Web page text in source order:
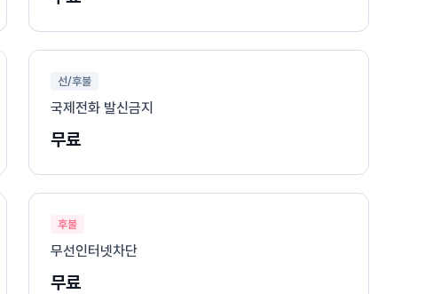
선/후불
국제전화 발신금지
무료
후불
무선인터넷차단
무료